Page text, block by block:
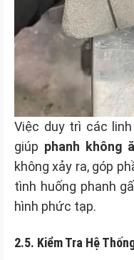
Việc duy trì các
giúp phanh không
không xảy ra, góp
tình huống phanh
hình phức tạp.
2.5. Kiểm Tra Hệ